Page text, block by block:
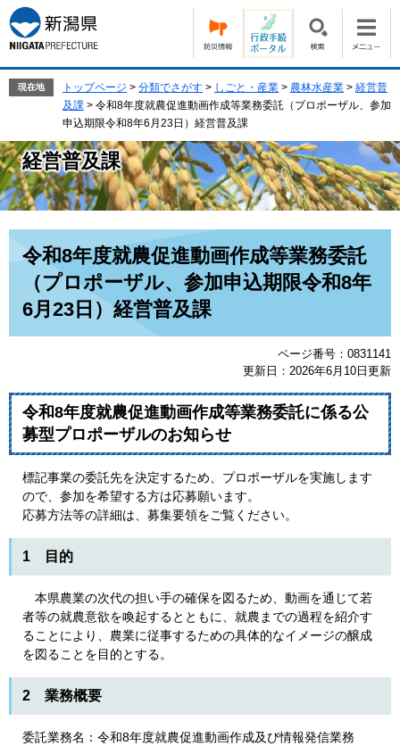
ー
ジ
の
す。
ニ
ュ
ー
し
て
本
文
へ
現在地 トップページ > 分類でさがす > しごと・産業 > 農林水産業 > 経営普
及課 > 令和8年度就農促進動画作成等業務委託（プロポーザル、参加
申込期限令和8年6月23日）経営普及課
経営普及課
令和8年度就農促進動画作成等業務委託
（プロポーザル、参加申込期限令和8年
6月23日）経営普及課
ページ番号：0831141
更新日：2026年6月10日更新
令和8年度就農促進動画作成等業務委託に係る公
募型プロポーザルのお知らせ
標記事業の委託先を決定するため、プロポーザルを実施します
ので、参加を希望する方は応募願います。
応募方法等の詳細は、募集要領をご覧ください。
1 目的
本県農業の次代の担い手の確保を図るため、動画を通じて若
者等の就農意欲を喚起するとともに、就農までの過程を紹介す
ることにより、農業に従事するための具体的なイメージの醸成
を図ることを目的とする。
2 業務概要
委託業務名：令和8年度就農促進動画作成及び情報発信業務